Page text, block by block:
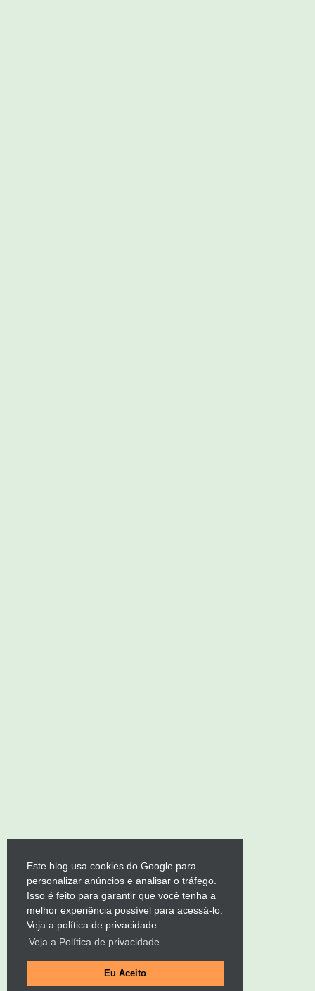
Este blog usa cookies do Google para
personalizar anúncios e analisar o tráfego.
Isso é feito para garantir que você tenha a
melhor experiência possível para acessá-lo.
Veja a política de privacidade.
Veja a Política de privacidade
Eu Aceito